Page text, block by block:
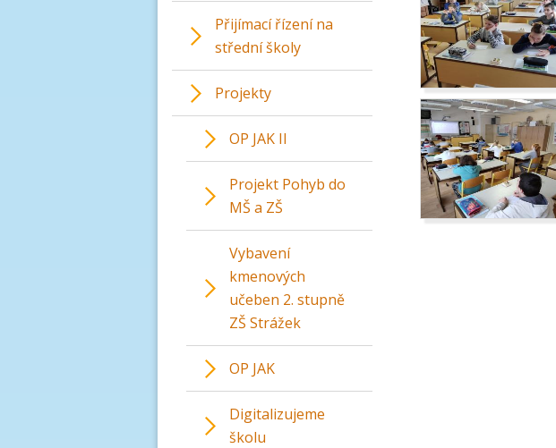
Přijímací řízení na
střední školy
Projekty
OP JAK II
Projekt Pohyb do
MŠ a ZŠ
Vybavení
kmenových
učeben 2. stupně
ZŠ Strážek
OP JAK
Digitalizujeme
školu